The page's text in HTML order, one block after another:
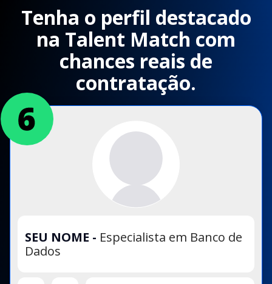
Tenha o perfil destacado
na Talent Match com
chances reais de
contratação.
SEU NOME - Especialista em Banco de
Dados